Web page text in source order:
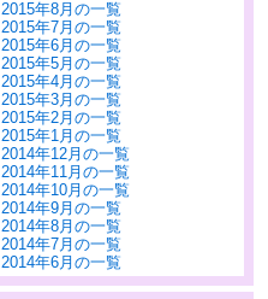
2015年8月の一覧
2015年7月の一覧
2015年6月の一覧
2015年5月の一覧
2015年4月の一覧
2015年3月の一覧
2015年2月の一覧
2015年1月の一覧
2014年12月の一覧
2014年11月の一覧
2014年10月の一覧
2014年9月の一覧
2014年8月の一覧
2014年7月の一覧
2014年6月の一覧